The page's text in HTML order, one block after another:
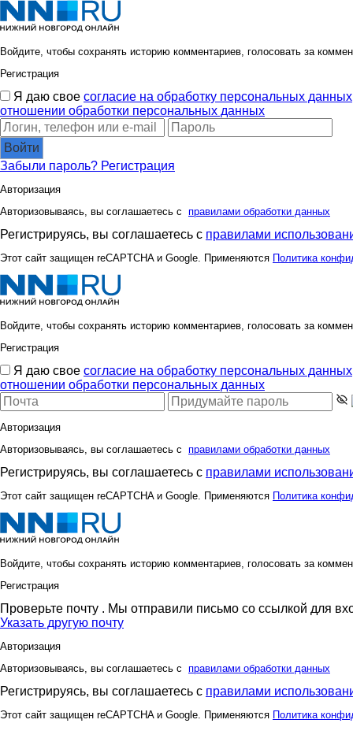
Войдите, чтобы сохранять историю комментариев, голосовать за
Регистрация
Я даю свое согласие на обработку персональных данных
отношении обработки персональных данных
Войти
Забыли пароль? Регистрация
Авторизация
Авторизовываясь, вы соглашаетесь с правилами обработки данных
Регистрируясь, вы соглашаетесь с правилами
Этот сайт защищен reCAPTCHA и Google. Применяются Политика
Войдите, чтобы сохранять историю комментариев, голосовать за
Регистрация
Я даю свое согласие на обработку персональных данных
отношении обработки персональных данных
Авторизация
Авторизовываясь, вы соглашаетесь с правилами обработки данных
Регистрируясь, вы соглашаетесь с правилами
Этот сайт защищен reCAPTCHA и Google. Применяются Политика
Войдите, чтобы сохранять историю комментариев, голосовать за
Регистрация
Проверьте почту . Мы отправили письмо со ссылкой для
Указать другую почту
Авторизация
Авторизовываясь, вы соглашаетесь с правилами обработки данных
Регистрируясь, вы соглашаетесь с правилами
Этот сайт защищен reCAPTCHA и Google. Применяются Политика